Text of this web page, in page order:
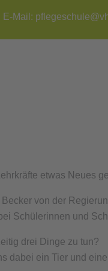
Mail:
etwas Neues
von der
Schülerinnen und
drei Dinge zu tun?
dabei ein Tier und